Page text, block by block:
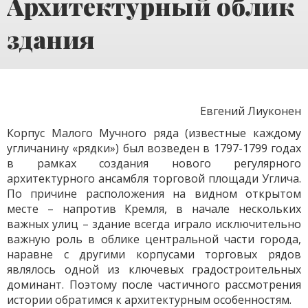
здания
Евгений Лиуконен
Корпус Малого Мучного ряда (известные каждому
угличанину «рядки») был возведен в 1797-1799 годах
в рамках создания нового регулярного
архитектурного ансамбля торговой площади Углича.
По причине расположения на видном открытом
месте – напротив Кремля, в начале нескольких
важных улиц – здание всегда играло исключительно
важную роль в облике центральной части города,
наравне с другими корпусами торговых рядов
являлось одной из ключевых градостроительных
доминант. Поэтому после частичного рассмотрения
истории обратимся к архитектурным особенностям.